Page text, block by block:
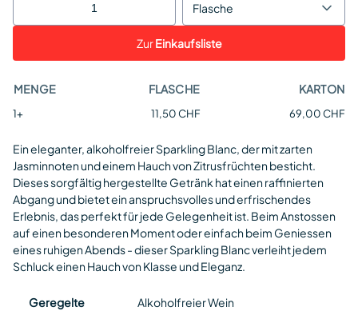
Flasche
ZurEinkaufsliste
MENGE FLASCHE KARTON
1+ 11,50 CHF 69,00 CHF
Ein eleganter, alkoholfreier Sparkling Blanc, der mit zarten
Jasminnoten und einem Hauch von Zitrusfrüchten besticht.
Dieses sorgfältig hergestellte Getränk hat einen raffinierten
Abgang und bietet ein anspruchsvolles und erfrischendes
Erlebnis, das perfekt für jede Gelegenheit ist. Beim Anstossen
auf einen besonderen Moment oder einfach beim Geniessen
eines ruhigen Abends - dieser Sparkling Blanc verleiht jedem
Schluck einen Hauch von Klasse und Eleganz.
Geregelte
Alkoholfreier Wein